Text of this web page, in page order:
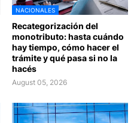
NACIONALES
Recategorización del
monotributo: hasta cuándo
hay tiempo, cómo hacer el
trámite y qué pasa si no la
hacés
August 05, 2026